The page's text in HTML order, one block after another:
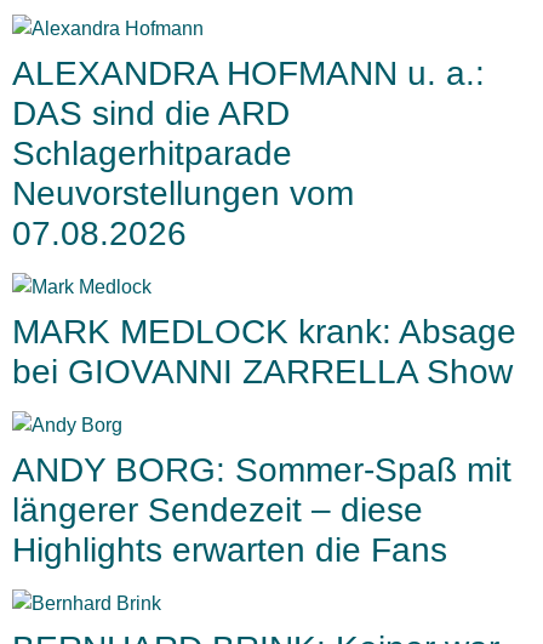
ALEXANDRA HOFMANN u. a.:
DAS sind die ARD
Schlagerhitparade
Neuvorstellungen vom
07.08.2026
MARK MEDLOCK krank: Absage
bei GIOVANNI ZARRELLA Show
ANDY BORG: Sommer-Spaß mit
längerer Sendezeit – diese
Highlights erwarten die Fans